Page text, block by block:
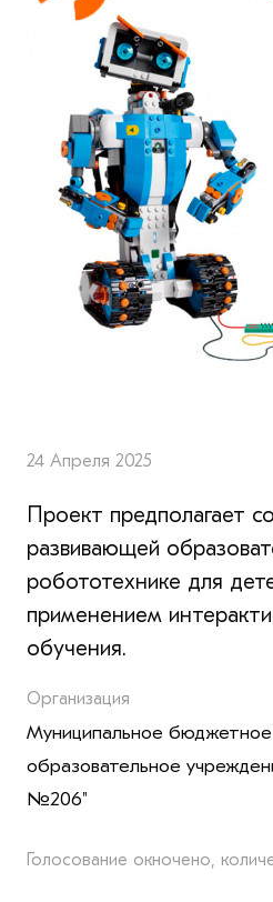
24 Апреля 2025
Проект предполагает
развивающей
робототехнике для
применением
обучения.
Организация
Муниципальное
образовательное
№206"
Голосование окночено,